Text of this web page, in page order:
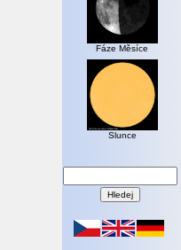
Fáze Měsíce
Slunce